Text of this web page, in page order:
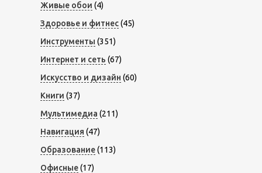
Живые обои (4)
Здоровье и фитнес(45)
Инструменты (351)
Интернет и сеть (67)
Искусство и дизайн (60)
Книги (37)
Мультимедиа (211)
Навигация (47)
Образование(113)
Офисные(17)